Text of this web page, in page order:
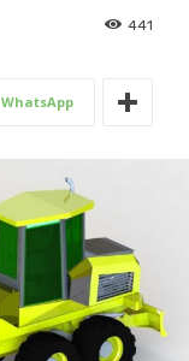
441
WhatsApp